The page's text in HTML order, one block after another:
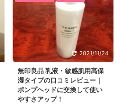
2021/11/24
無印良品 乳液・敏感肌用高保
湿タイプの口コミレビュー｜
ポンプヘッドに交換して使い
やすさアップ！